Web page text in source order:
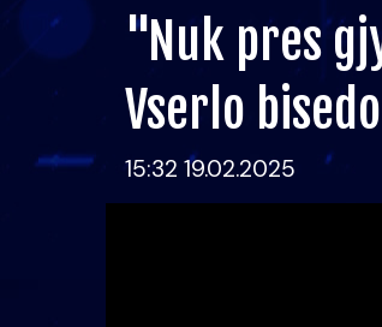
"Nuk pres
Vserlo
15:32 19.02.2025